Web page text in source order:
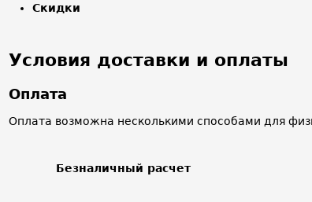
Скидки
Условия доставки и оплаты
Оплата
Оплата возможна несколькими способами для
Безналичный расчет